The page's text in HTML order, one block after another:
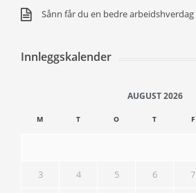
Sånn får du en bedre arbeidshverdag
Innleggskalender
AUGUST 2026
M T O T F
3 4 5 6 7